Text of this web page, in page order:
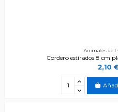
Animales de
Cordero estirados 8 cm
2,10